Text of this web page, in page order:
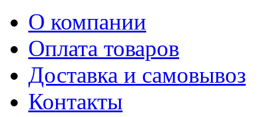
О компании
Оплата товаров
Доставка и самовывоз
Контакты